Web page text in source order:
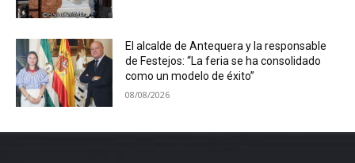
El alcalde de Antequera y la responsable
de Festejos: “La feria se ha consolidado
como un modelo de éxito”
08/08/2026